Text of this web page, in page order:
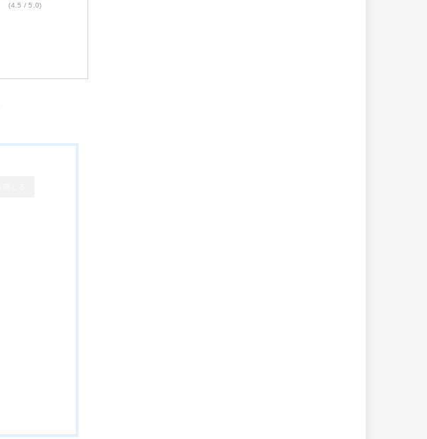
(4.5 / 5.0)